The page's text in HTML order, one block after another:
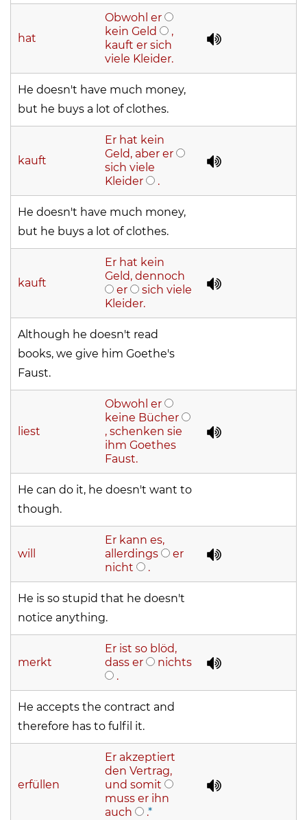
hat
Obwohl er
kein Geld
,
kauft er sich
viele Kleider.
He doesn't have much money,
but he buys a lot of clothes.
kauft
Er hat kein
Geld, aber er
sich viele
Kleider
.
He doesn't have much money,
but he buys a lot of clothes.
kauft
Er hat kein
Geld, dennoch
er
sich viele
Kleider.
Although he doesn't read
books, we give him Goethe's
Faust.
liest
Obwohl er
keine Bücher
, schenken sie
ihm Goethes
Faust.
He can do it, he doesn't want to
though.
will
Er kann es,
allerdings
er
nicht
.
He is so stupid that he doesn't
notice anything.
merkt
Er ist so blöd,
dass er
nichts
.
He accepts the contract and
therefore has to fulfil it.
erfüllen
Er akzeptiert
den Vertrag,
und somit
muss er ihn
auch
.*